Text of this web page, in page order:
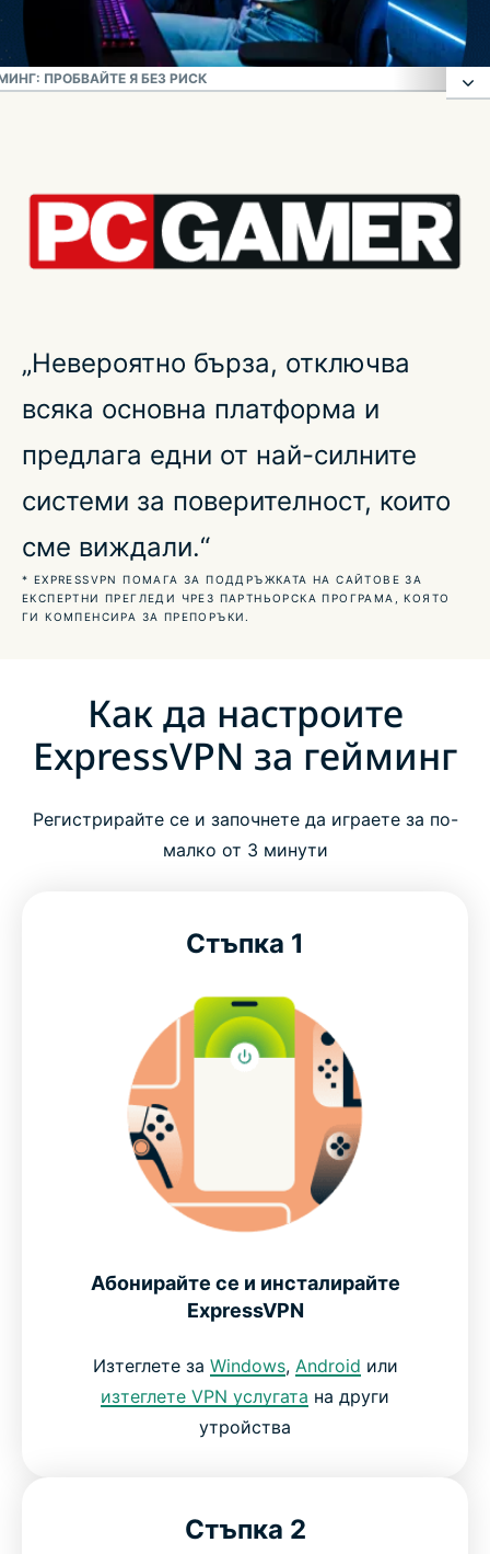
ПРОБВАЙТЕ Я БЕЗ РИСК
Защо се нуждаете от VPN за гейминг
Защо ExpressVPN е най-добрият VPN за
Какво е гейминг VPN?
любими игри
ExpressVPN работи с вашите гейминг конзоли
Получете достъп до игрите, които искате, на
Търсите още гейминг съдържание?
ЧЗВ: Гейминг VPN
Опитайте безрисковата VPN услуга за гейминг
Високопроизводителна VPN услуга за
високоскоростен гейминг
Създадена за реални гейминг среди
Останете сигурно свързани с любимите си игри
играете
Какво казват най-доволните ни клиенти
ЧЗВ за VPN услуги за гейминг
„Невероятно бърза, отключва
всяка основна платформа и
предлага едни от най-силните
системи за поверителност, които
сме виждали.“
* EXPRESSVPN ПОМАГА ЗА ПОДДРЪЖКАТА НА САЙТОВЕ ЗА
ЕКСПЕРТНИ ПРЕГЛЕДИ ЧРЕЗ ПАРТНЬОРСКА ПРОГРАМА, КОЯТО
ГИ КОМПЕНСИРА ЗА ПРЕПОРЪКИ.
Как да настроите
ExpressVPN за гейминг
Регистрирайте се и започнете да играете за по-
малко от 3 минути
Стъпка 1
Абонирайте се и инсталирайте
ExpressVPN
Изтеглете за Windows, Android или
изтеглете VPN услугата на други
утройства
Стъпка 2